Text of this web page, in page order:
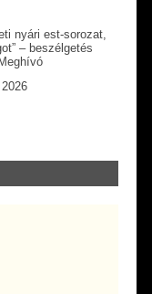
nyári est-sorozat,
– beszélgetés